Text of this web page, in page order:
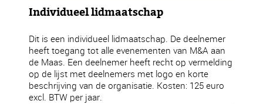
Individueel lidmaatschap
Dit is een individueel lidmaatschap. De deelnemer
heeft toegang tot alle evenementen van M&A aan
de Maas. Een deelnemer heeft recht op vermelding
op de lijst met deelnemers met logo en korte
beschrijving van de organisatie. Kosten: 125 euro
excl. BTW per jaar.